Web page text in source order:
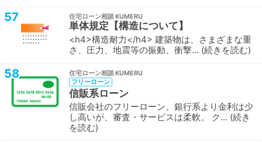
57 住宅ローン相談
単体規定【構造について】
<h4>構造耐力</h4> 建築物は、さまざまな重
さ、圧力、地震等の振動、衝撃… 続きを読む
58
住宅ローン相談
フリーローン
信販系ローン
信販会社のフリーローン。銀行系より金利は少
し高いが、審査・サービスは柔軟。 ク… 続き
を読む